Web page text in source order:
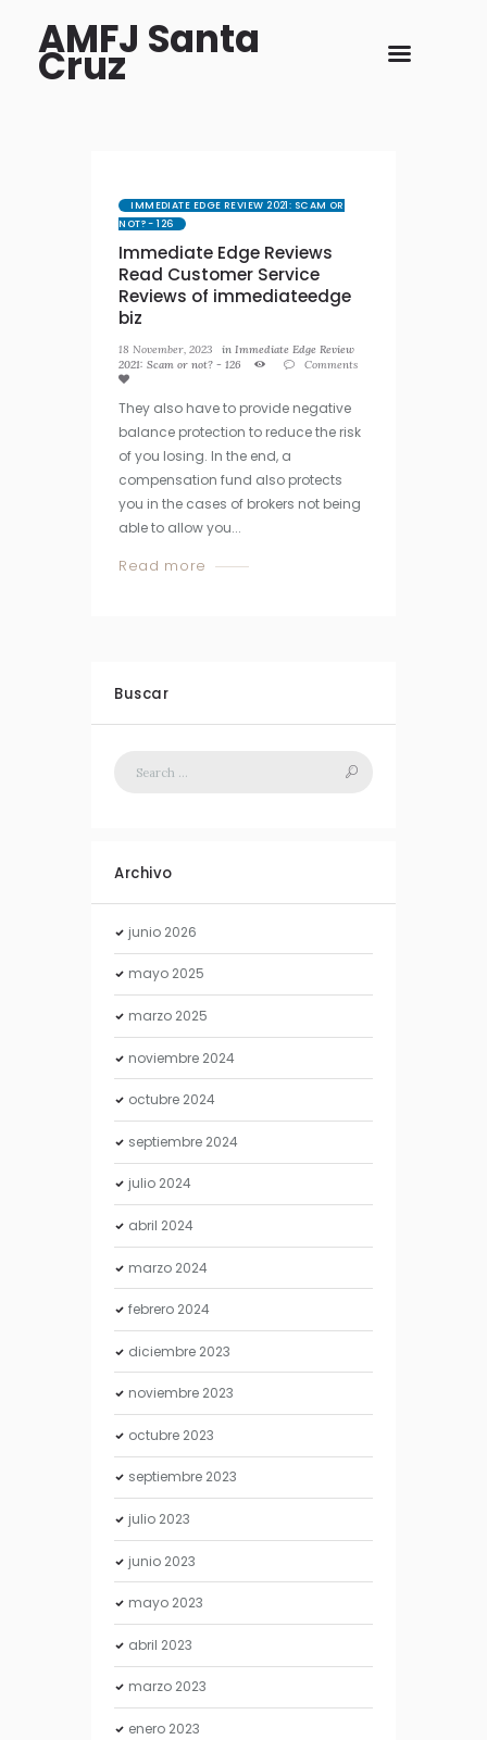
AMFJ Santa
Cruz
IMMEDIATE EDGE REVIEW 2021: SCAM OR
NOT? - 126
Immediate Edge Reviews
Read Customer Service
Reviews of immediateedge
biz
18 November, 2023 inImmediate Edge Review
2021: Scam or not? - 126
Comments
They also have to provide negative
balance protection to reduce the risk
of you losing. In the end, a
compensation fund also protects
you in the cases of brokers not being
able to allow you...
Read more
Buscar
Archivo
junio 2026
mayo 2025
marzo 2025
noviembre 2024
octubre 2024
septiembre 2024
julio 2024
abril 2024
marzo 2024
febrero 2024
diciembre 2023
noviembre 2023
octubre 2023
septiembre 2023
julio 2023
junio 2023
mayo 2023
abril 2023
marzo 2023
enero 2023